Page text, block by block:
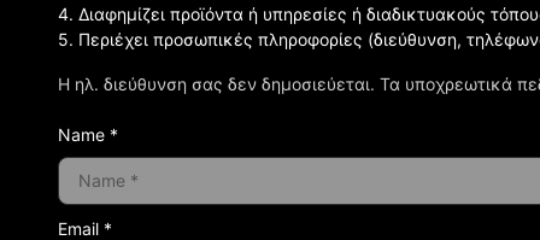
Η ηλ. διεύθυνση σας δεν δημοσιεύεται. Τα υποχρεωτικά
4. Διαφημίζει προϊόντα ή υπηρεσίες ή διαδικτυακούς
5. Περιέχει προσωπικές πληροφορίες (διεύθυνση,
Name *
Email *